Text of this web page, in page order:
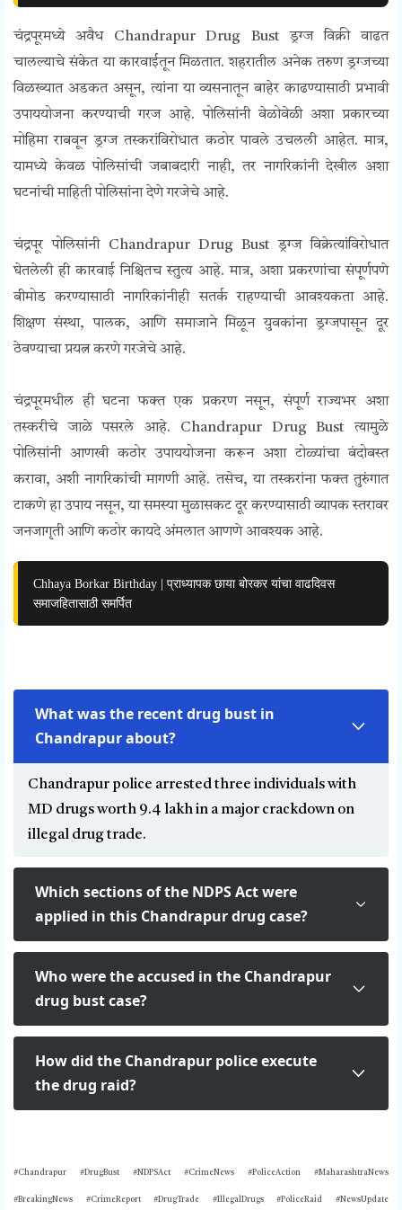
चंद्रपूरमध्ये अवैध Chandrapur Drug Bustड्रग्ज विक्री वाढत
चालल्याचे संकेत या कारवाईतून मिळतात. शहरातील अनेक तरुण ड्रग्जच्या
विळख्यात अडकत असून, त्यांना या व्यसनातून बाहेर काढण्यासाठी प्रभावी
उपाययोजना करण्याची गरज आहे. पोलिसांनी वेळोवेळी अशा प्रकारच्या
मोहिमा राबवून ड्रग्ज तस्करांविरोधात कठोर पावले उचलली आहेत. मात्र,
यामध्ये केवळ पोलिसांची जबाबदारी नाही, तर नागरिकांनी देखील अशा
घटनांची माहिती पोलिसांना देणे गरजेचे आहे.
चंद्रपूर पोलिसांनी Chandrapur Drug Bustड्रग्ज विक्रेत्यांविरोधात
घेतलेली ही कारवाई निश्चितच स्तुत्य आहे. मात्र, अशा प्रकरणांचा संपूर्णपणे
बीमोड करण्यासाठी नागरिकांनीही सतर्क राहण्याची आवश्यकता आहे.
शिक्षण संस्था, पालक, आणि समाजाने मिळून युवकांना ड्रग्जपासून दूर
ठेवण्याचा प्रयत्न करणे गरजेचे आहे.
चंद्रपूरमधील ही घटना फक्त एक प्रकरण नसून, संपूर्ण राज्यभर अशा
तस्करीचे जाळे पसरले आहे. Chandrapur Drug Bustत्यामुळे
पोलिसांनी आणखी कठोर उपाययोजना करून अशा टोळ्यांचा बंदोबस्त
करावा, अशी नागरिकांची मागणी आहे. तसेच, या तस्करांना फक्त तुरुंगात
टाकणे हा उपाय नसून, या समस्या मुळासकट दूर करण्यासाठी व्यापक स्तरावर
जनजागृती आणि कठोर कायदे अंमलात आणणे आवश्यक आहे.
Chhaya Borkar Birthday | प्राध्यापक छाया बोरकर यांचा वाढदिवस
समाजहितासाठी समर्पित
What was the recent drug bust in
Chandrapur about?
Chandrapur police arrested three individuals with
MD drugs worth ₹9.4 lakh in a major crackdown on
illegal drug trade.
Which sections of the NDPS Act were
applied in this Chandrapur drug case?
Who were the accused in the Chandrapur
drug bust case?
How did the Chandrapur police execute
the drug raid?
#Chandrapur #DrugBust #NDPSAct #CrimeNews #PoliceAction #MaharashtraNews
#BreakingNews #CrimeReport #DrugTrade #IllegalDrugs #PoliceRaid #NewsUpdate